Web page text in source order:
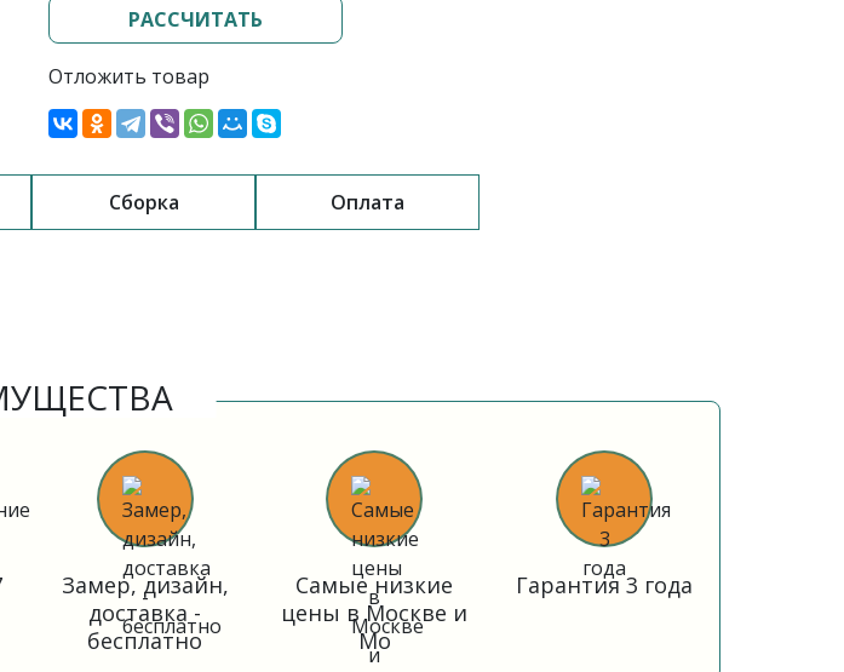
РАССЧИТАТЬ
Отложить товар
Сборка Оплата
Замер, дизайн,
доставка -
бесплатно
Самые низкие
цены в Москве и
Мо
Гарантия 3 года